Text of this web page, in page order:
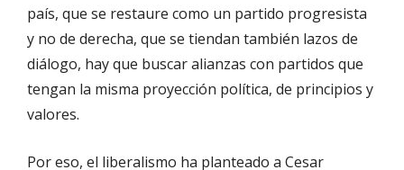
país, que se restaure como un partido progresista
y no de derecha, que se tiendan también lazos de
diálogo, hay que buscar alianzas con partidos que
tengan la misma proyección política, de principios y
valores.
Por eso, el liberalismo ha planteado a Cesar